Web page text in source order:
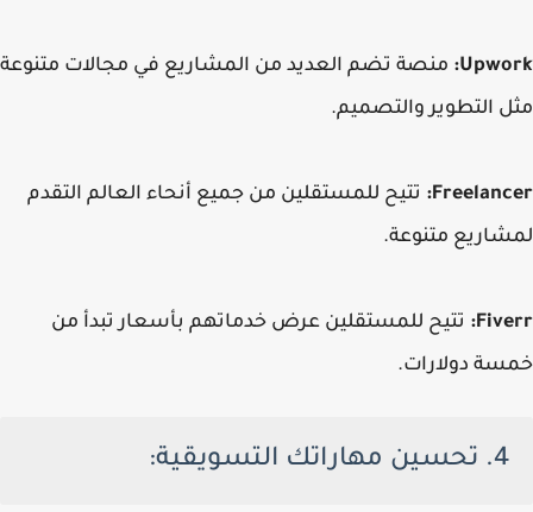
Upwork:
منصة تضم العديد من المشاريع في مجالات متنوعة
مثل التطوير والتصميم.
Freelancer:
تتيح للمستقلين من جميع أنحاء العالم التقدم
لمشاريع متنوعة.
Fiverr:
تتيح للمستقلين عرض خدماتهم بأسعار تبدأ من
خمسة دولارات.
4. تحسين مهاراتك التسويقية: